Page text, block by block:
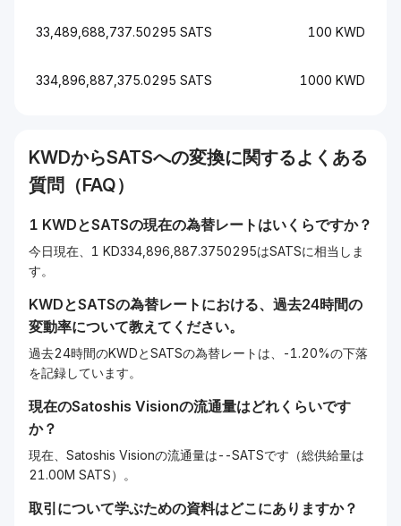
33,489,688,737.50295 SATS 100 KWD
334,896,887,375.0295 SATS 1000 KWD
KWDからSATSへの変換に関するよくある
質問（FAQ）
1 KWDとSATSの現在の為替レートはいくらですか？
今日現在、1 KD334,896,887.3750295はSATSに相当しま
す。
KWDとSATSの為替レートにおける、過去24時間の
変動率について教えてください。
過去24時間のKWDとSATSの為替レートは、-1.20%の下落
を記録しています。
現在のSatoshis Visionの流通量はどれくらいです
か？
現在、Satoshis Visionの流通量は--SATSです（総供給量は
21.00M SATS）。
取引について学ぶための資料はどこにありますか？